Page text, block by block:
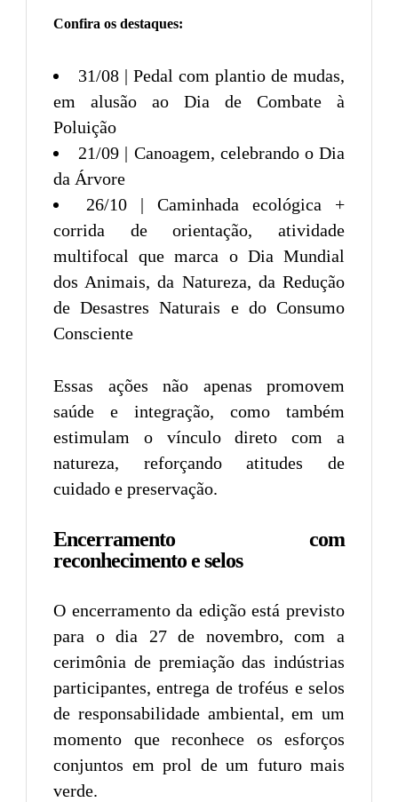
Confira os destaques:
31/08 | Pedal com plantio de mudas,
em alusão ao Dia de Combate à
Poluição
21/09 | Canoagem, celebrando o Dia
da Árvore
26/10 | Caminhada ecológica +
corrida de orientação, atividade
multifocal que marca o Dia Mundial
dos Animais, da Natureza, da Redução
de Desastres Naturais e do Consumo
Consciente
Essas ações não apenas promovem
saúde e integração, como também
estimulam o vínculo direto com a
natureza, reforçando atitudes de
cuidado e preservação.
Encerramento com
reconhecimento e selos
O encerramento da edição está previsto
para o dia 27 de novembro, com a
cerimônia de premiação das indústrias
participantes, entrega de troféus e selos
de responsabilidade ambiental, em um
momento que reconhece os esforços
conjuntos em prol de um futuro mais
verde.